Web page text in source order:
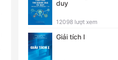
duy
12098 lượt xem
Giải tích I